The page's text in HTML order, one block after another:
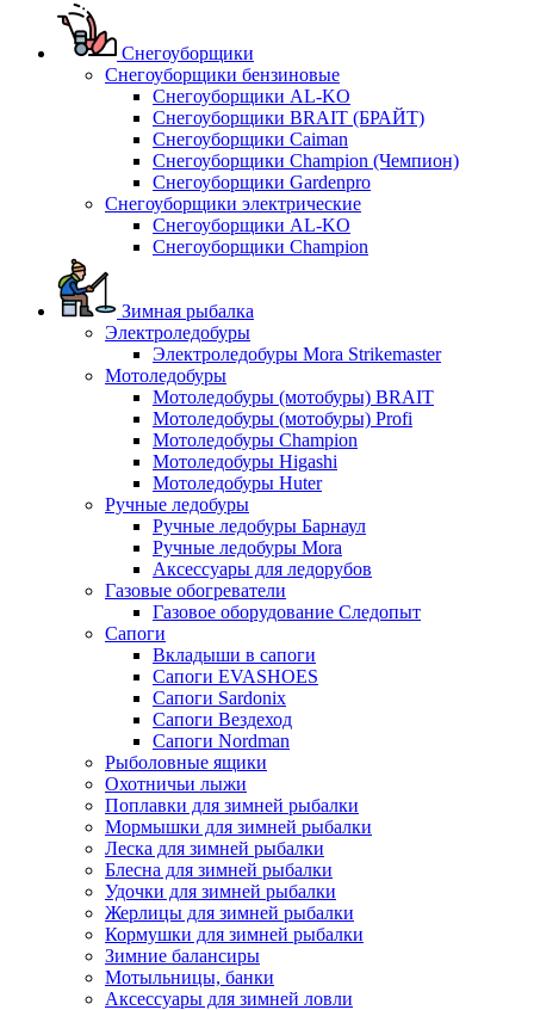
Снегоуборщики
Снегоуборщики бензиновые
Снегоуборщики AL-KO
Снегоуборщики BRAIT (БРАЙТ)
Снегоуборщики Caiman
Снегоуборщики Champion (Чемпион)
Снегоуборщики Gardenpro
Снегоуборщики электрические
Снегоуборщики AL-KO
Снегоуборщики Champion
Зимная рыбалка
Электроледобуры
Электроледобуры Mora Strikemaster
Мотоледобуры
Мотоледобуры (мотобуры) BRAIT
Мотоледобуры (мотобуры) Profi
Мотоледобуры Champion
Мотоледобуры Higashi
Мотоледобуры Huter
Ручные ледобуры
Ручные ледобуры Барнаул
Ручные ледобуры Mora
Аксессуары для ледорубов
Газовые обогреватели
Газовое оборудование Следопыт
Сапоги
Вкладыши в сапоги
Сапоги EVASHOES
Сапоги Sardonix
Сапоги Вездеход
Сапоги Nordman
Рыболовные ящики
Охотничьи лыжи
Поплавки для зимней рыбалки
Мормышки для зимней рыбалки
Леска для зимней рыбалки
Блесна для зимней рыбалки
Удочки для зимней рыбалки
Жерлицы для зимней рыбалки
Кормушки для зимней рыбалки
Зимние балансиры
Мотыльницы, банки
Аксессуары для зимней ловли